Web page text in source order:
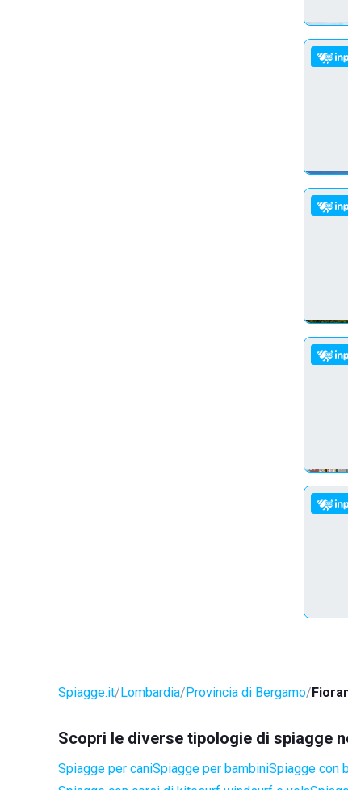
Spiagge.it Lombardia Provincia di Bergamo
Scopri le diverse tipologie di spiagge
Spiagge per caniSpiagge per bambiniSpiagge con